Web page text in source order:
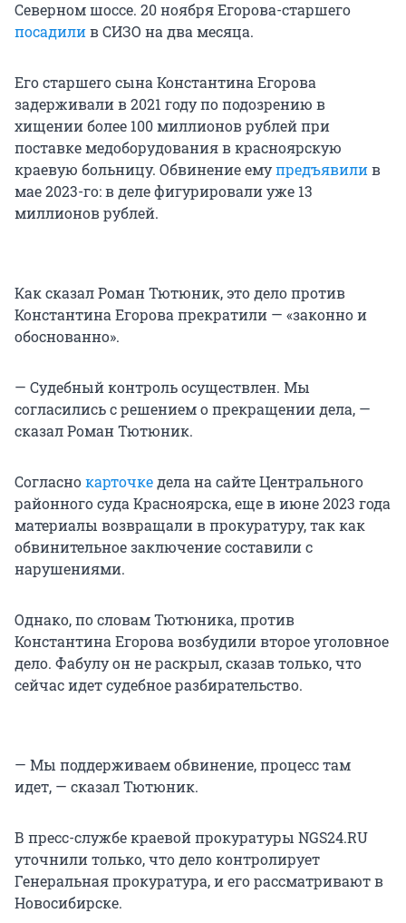
Северном шоссе. 20 ноября Егорова-старшего
посадилив СИЗО на два месяца.
Его старшего сына Константина Егорова
задерживали в 2021 году по подозрению в
хищении более 100 миллионов рублей при
поставке медоборудования в красноярскую
краевую больницу. Обвинение емупредъявилив
мае 2023-го: в деле фигурировали уже 13
миллионов рублей.
Как сказал Роман Тютюник, это дело против
Константина Егорова прекратили — «законно и
обоснованно».
— Судебный контроль осуществлен. Мы
согласились с решением о прекращении дела, —
сказал Роман Тютюник.
Согласнокарточкедела на сайте Центрального
районного суда Красноярска, еще в июне 2023 года
материалы возвращали в прокуратуру, так как
обвинительное заключение составили с
нарушениями.
Однако, по словам Тютюника, против
Константина Егорова возбудили второе уголовное
дело. Фабулу он не раскрыл, сказав только, что
сейчас идет судебное разбирательство.
— Мы поддерживаем обвинение, процесс там
идет, — сказал Тютюник.
В пресс-службе краевой прокуратуры NGS24.RU
уточнили только, что дело контролирует
Генеральная прокуратура, и его рассматривают в
Новосибирске.